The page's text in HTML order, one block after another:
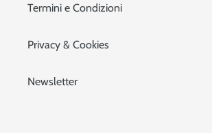
Termini e Condizioni
Privacy & Cookies
Newsletter